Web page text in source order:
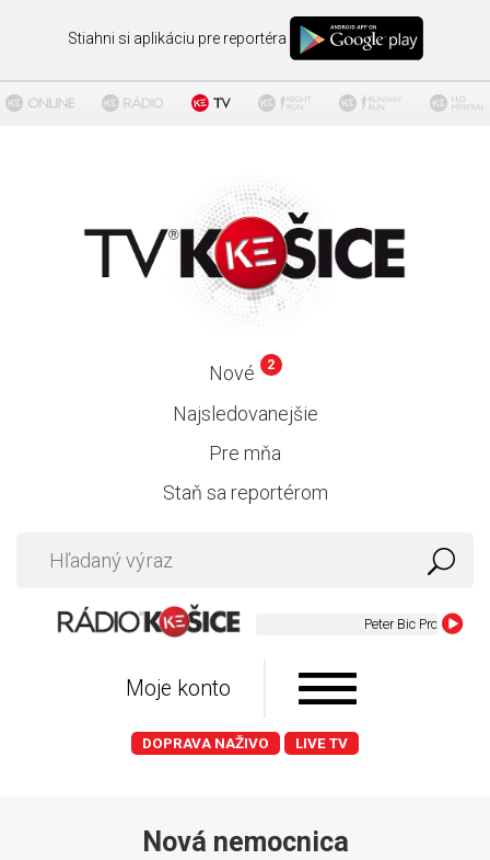
Stiahni si aplikáciu pre reportéra
Nové 2
Najsledovanejšie
Pre mňa
Staň sa reportérom
Moje konto
DOPRAVA NAŽIVO LIVE TV
Nová nemocnica